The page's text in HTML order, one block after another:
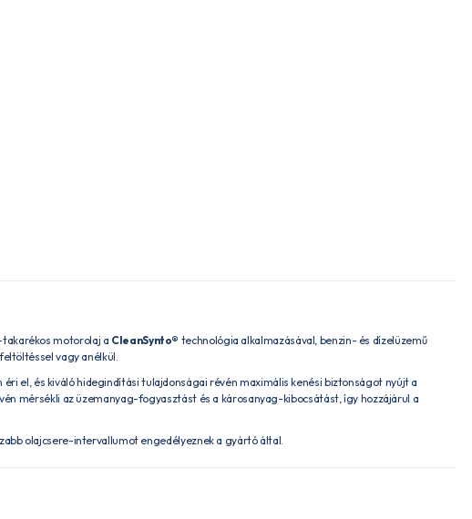
motorolaj a CleanSynto® technológia alkalmazásával, benzin- és dízelüzemű
vagy anélkül.
el, és kiváló hidegindítási tulajdonságai révén maximális kenési biztonságot nyújt a
mérsékli az üzemanyag-fogyasztást és a károsanyag-kibocsátást, így hozzájárul a
olajcsere-intervallumot engedélyeznek a gyártó által.